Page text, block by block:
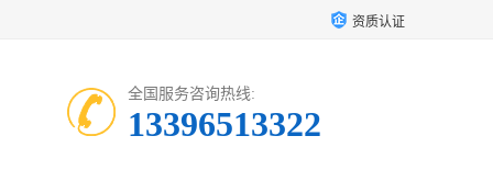
资质认证
全国服务咨询热线:
13396513322